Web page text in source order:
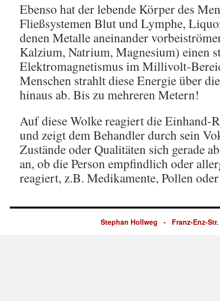
Ebenso hat der lebende Körper des
Fließsystemen Blut und Lymphe,
denen Metalle aneinander
Kalzium, Natrium, Magnesium) einen
Elektromagnetismus im Millivolt-
Menschen strahlt diese Energie über
hinaus ab. Bis zu mehreren Metern!
Auf diese Wolke reagiert die Einhand-
und zeigt dem Behandler durch sein
Zustände oder Qualitäten sich gerade
an, ob die Person empfindlich oder
reagiert, z.B. Medikamente, Pollen
Stephan Hollweg - Franz-Enz-